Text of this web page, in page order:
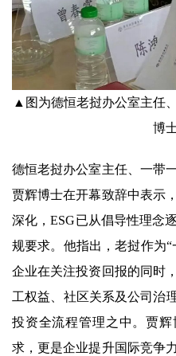
▲图为德恒老挝办公室主任
博
德恒老挝办公室主任、一带
贾辉博士在开幕致辞中表示
深化，ESG已从倡导性理念
规要求。他指出，老挝作为
企业在关注投资回报的同时
工权益、社区关系及公司治
投资全流程管理之中。贾
求，更是企业提升国际竞争